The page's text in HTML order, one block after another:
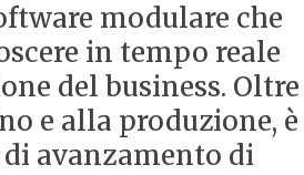
modulare che
in tempo reale
del business. Oltre
e alla produzione, è
avanzamento di